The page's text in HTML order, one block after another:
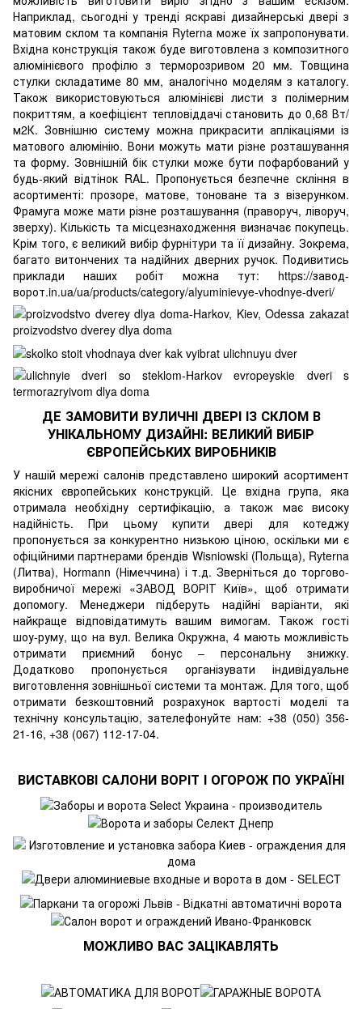
Наприклад, сьогодні у тренді яскраві дизайнерські двері з
матовим склом та компанія Ryterna може їх запропонувати.
Вхідна конструкція також буде виготовлена з композитного
алюмінієвого профілю з терморозривом 20 мм. Товщина
стулки складатиме 80 мм, аналогічно моделям з каталогу.
Також використовуються алюмінієві листи з полімерним
покриттям, а коефіцієнт тепловіддачі становить до 0,68 Вт/
м2К. Зовнішню систему можна прикрасити аплікаціями із
матового алюмінію. Вони можуть мати різне розташування
та форму. Зовнішній бік стулки може бути пофарбований у
будь-який відтінок RAL. Пропонується безпечне скління в
асортименті: прозоре, матове, тоноване та з візерунком.
Фрамуга може мати різне розташування (праворуч, ліворуч,
зверху). Кількість та місцезнаходження визначає покупець.
Крім того, є великий вибір фурнітури та її дизайну. Зокрема,
багато витончених та надійних дверних ручок. Подивитись
приклади наших робіт можна тут: https://завод-
ворот.in.ua/ua/products/category/alyuminievye-vhodnye-dveri/
ДЕ ЗАМОВИТИ ВУЛИЧНІ ДВЕРІ ІЗ СКЛОМ В
УНІКАЛЬНОМУ ДИЗАЙНІ: ВЕЛИКИЙ ВИБІР
ЄВРОПЕЙСЬКИХ ВИРОБНИКІВ
У нашій мережі салонів представлено широкий асортимент
якісних європейських конструкцій. Це вхідна група, яка
отримала необхідну сертифікацію, а також має високу
надійність. При цьому купити двері для котеджу
пропонується за конкурентно низькою ціною, оскільки ми є
офіційними партнерами брендів Wisniowski (Польща), Ryterna
(Литва), Hormann (Німеччина) і т.д. Зверніться до торгово-
виробничої мережі «ЗАВОД ВОРІТ Київ», щоб отримати
допомогу. Менеджери підберуть надійні варіанти, які
найкраще відповідатимуть вашим вимогам. Також гості
шоу-руму, що на вул. Велика Окружна, 4 мають можливість
отримати приємний бонус – персональну знижку.
Додатково пропонується організувати індивідуальне
виготовлення зовнішньої системи та монтаж. Для того, щоб
отримати безкоштовний розрахунок вартості моделі та
технічну консультацію, зателефонуйте нам: +38 (050) 356-
21-16, +38 (067) 112-17-04.
ВИСТАВКОВІ САЛОНИ ВОРІТ І ОГОРОЖ ПО УКРАЇНІ
МОЖЛИВО ВАС ЗАЦІКАВЛЯТЬ